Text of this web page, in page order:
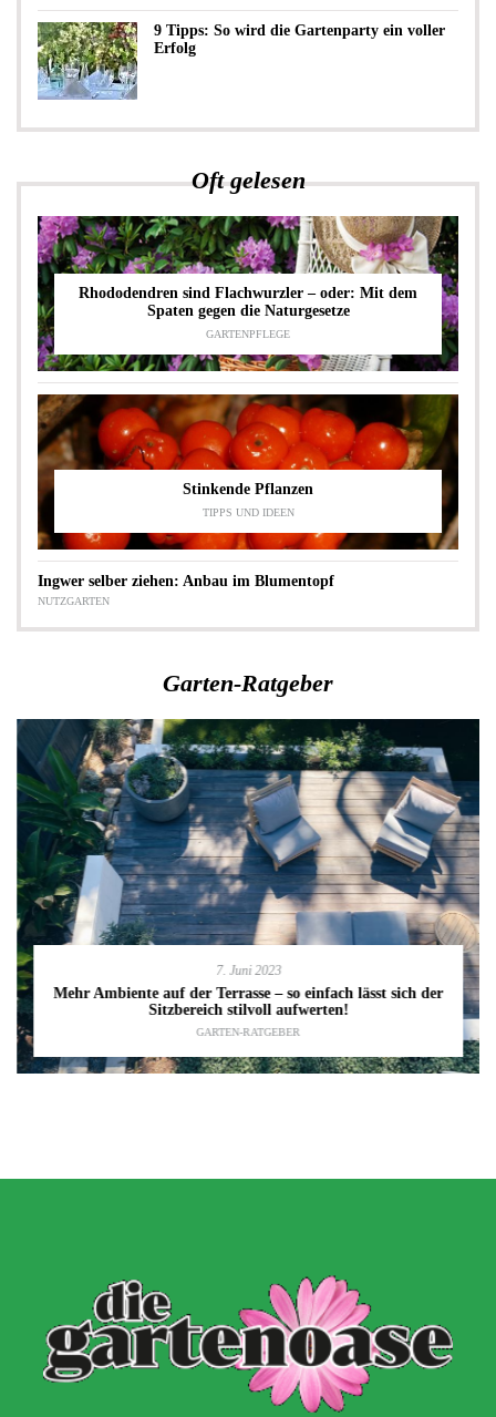
9 Tipps: So wird die Gartenparty ein voller
Erfolg
Oft gelesen
Rhododendren sind Flachwurzler – oder: Mit dem
Spaten gegen die Naturgesetze
GARTENPFLEGE
Stinkende Pflanzen
TIPPS UND IDEEN
Ingwer selber ziehen: Anbau im Blumentopf
NUTZGARTEN
Garten-Ratgeber
7. Juni 2023
Mehr Ambiente auf der Terrasse – so einfach lässt sich der
Sitzbereich stilvoll aufwerten!
GARTEN-RATGEBER